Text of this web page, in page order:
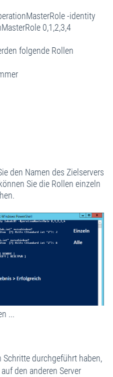
-identity
0,1,2,3,4
folgende Rollen
den Namen des Zielservers
Sie die Rollen einzeln
...
Schritte durchgeführt haben,
den anderen Server